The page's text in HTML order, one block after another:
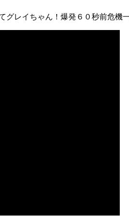
グレイちゃん！爆発６０秒前危機